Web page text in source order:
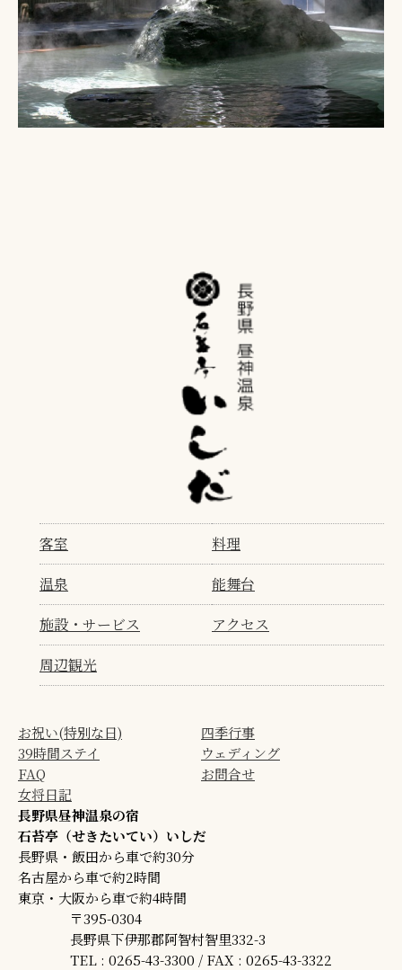
長野県昼神温泉の宿
石苔亭（せきたいてい）いしだ
長野県・飯田から車で約30分
名古屋から車で約2時間
東京・大阪から車で約4時間
客室
料理
温泉
能舞台
施設・サービス
アクセス
周辺観光
お祝い(特別な日)
四季行事
39時間ステイ
ウェディング
FAQ
お問合せ
女将日記
〒395-0304
長野県下伊那郡阿智村智里332-3
TEL : 0265-43-3300 / FAX : 0265-43-3322